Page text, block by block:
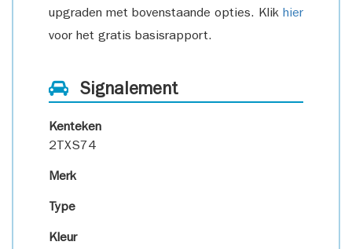
upgraden met bovenstaande opties. Klik hier
voor het gratis basisrapport.
Signalement
Kenteken
2TXS74
Merk
Type
Kleur